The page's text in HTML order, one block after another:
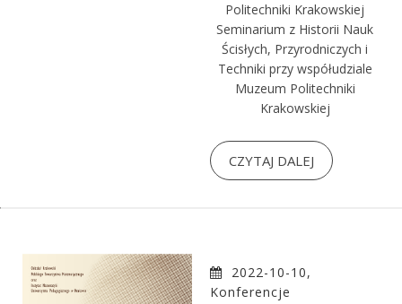
Politechniki Krakowskiej
Seminarium z Historii Nauk
Ścisłych, Przyrodniczych i
Techniki przy współudziale
Muzeum Politechniki
Krakowskiej
CZYTAJ DALEJ
2022-10-10,
Konferencje